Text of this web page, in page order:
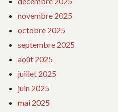
novembre 2025
octobre 2025
septembre 2025
août 2025
juillet 2025
juin 2025
mai 2025